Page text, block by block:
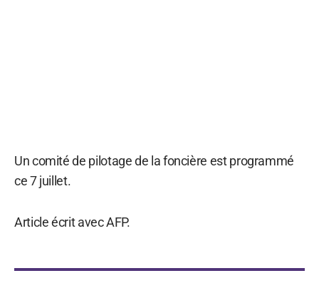
Un comité de pilotage de la foncière est programmé
ce 7 juillet.
Article écrit avec AFP.